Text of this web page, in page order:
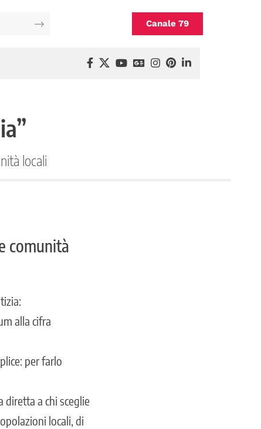
Canale 79
locali
comunità
alla cifra
per farlo
diretta a chi sceglie
locali, di